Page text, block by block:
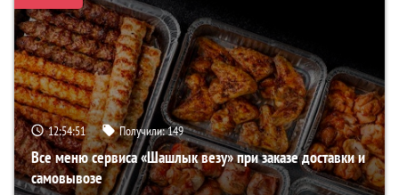
12:54:51 Получили:149
Все меню сервиса «Шашлык везу» при заказе доставки и
самовывозе